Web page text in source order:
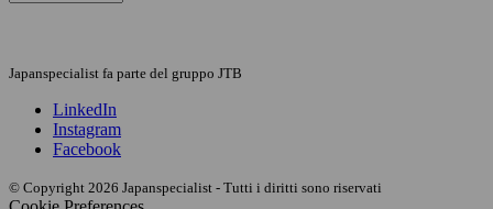
Japanspecialist fa parte del gruppo JTB
LinkedIn
Instagram
Facebook
© Copyright 2026 Japanspecialist - Tutti i diritti sono riservati